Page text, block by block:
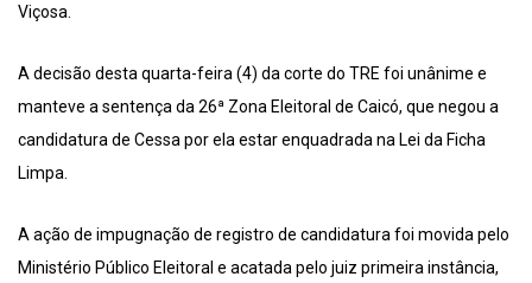
Viçosa.
A decisão desta quarta-feira (4) da corte do TRE foi unânime e
manteve a sentença da 26ª Zona Eleitoral de Caicó, que negou a
candidatura de Cessa por ela estar enquadrada na Lei da Ficha
Limpa.
A ação de impugnação de registro de candidatura foi movida pelo
Ministério Público Eleitoral e acatada pelo juiz primeira instância,